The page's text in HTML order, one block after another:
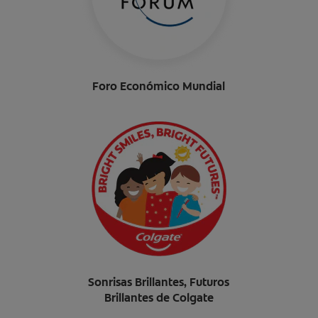
Foro Económico Mundial
Sonrisas Brillantes, Futuros
Brillantes de Colgate